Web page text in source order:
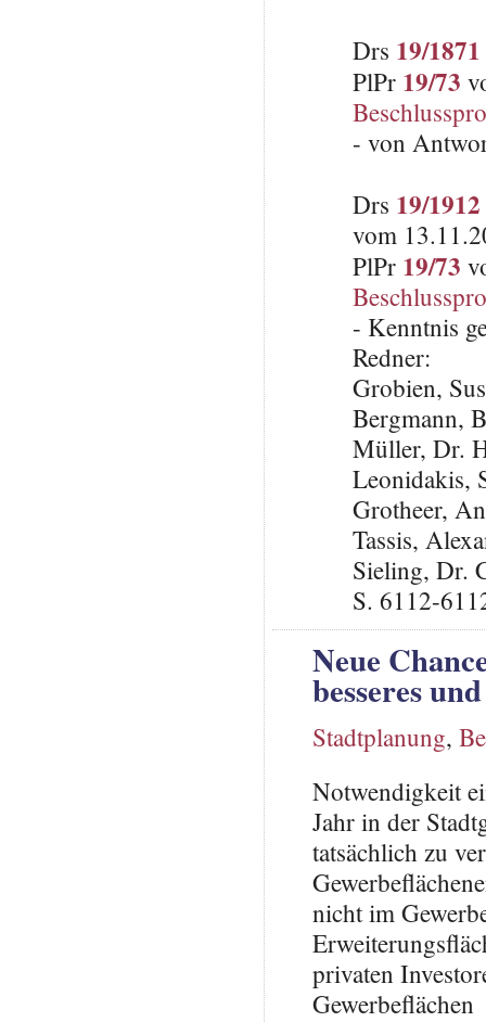
Drs 19/1871
PlPr 19/73
- von
Drs 19/1912
vom
PlPr 19/73
- Kenntnis
Redner:
Grobien,
Bergmann,
Müller, Dr.
Leonidakis,
Grotheer,
Tassis,
Sieling, Dr.
S. 6112-
Neue
besseres
Stadtplanung,
Notwendigkeit
Jahr in der
tatsächlich zu
nicht im
privaten
Gewerbeflächen